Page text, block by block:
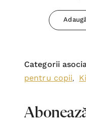
Categorii
pentru copii,